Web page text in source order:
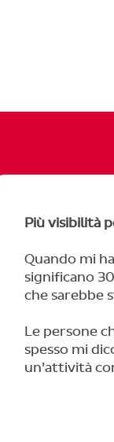
Più visibilità
Quando mi
significano
che sarebbe
Le persone
spesso mi
un’attività